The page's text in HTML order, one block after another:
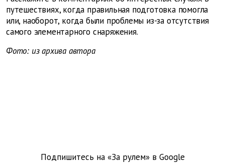
путешествиях, когда правильная подготовка помогла
или, наоборот, когда были проблемы из-за отсутствия
самого элементарного снаряжения.
Фото: из архива автора
Подпишитесь на «За рулем» в Google